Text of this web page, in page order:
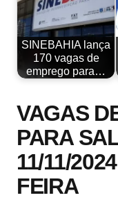
SINEBAHIA lança
170 vagas de
emprego para…
VAGAS
PARA
11/11/
FEIRA